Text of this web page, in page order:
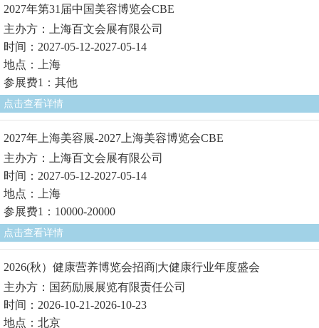
2027年第31届中国美容博览会CBE
主办方：上海百文会展有限公司
时间：2027-05-12-2027-05-14
地点：上海
参展费1：其他
点击查看详情
2027年上海美容展-2027上海美容博览会CBE
主办方：上海百文会展有限公司
时间：2027-05-12-2027-05-14
地点：上海
参展费1：10000-20000
点击查看详情
2026(秋）健康营养博览会招商|大健康行业年度盛会
主办方：国药励展展览有限责任公司
时间：2026-10-21-2026-10-23
地点：北京